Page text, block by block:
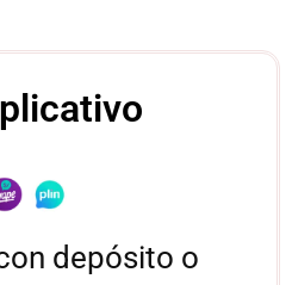
depósito o